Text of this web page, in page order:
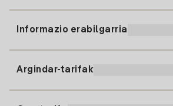
Informazio erabilgarria
Argindar-tarifak